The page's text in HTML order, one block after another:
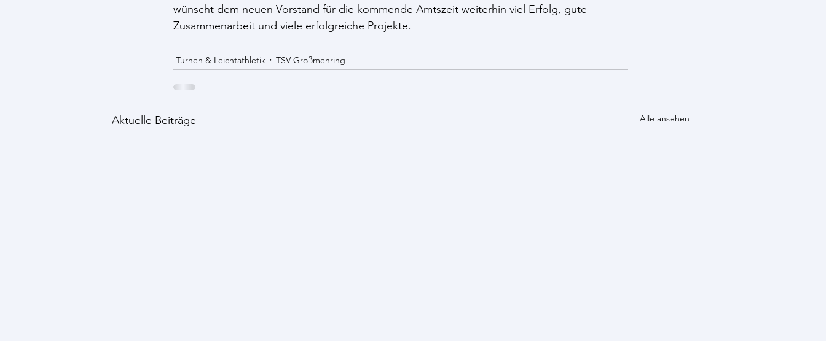
wünscht dem neuen Vorstand für die kommende Amtszeit weiterhin viel Erfolg, gute
Zusammenarbeit und viele erfolgreiche Projekte.
Turnen & Leichtathletik TSV Großmehring
Aktuelle Beiträge Alle ansehen